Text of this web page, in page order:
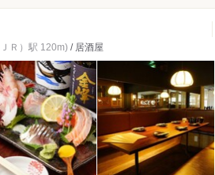
Ｒ）駅 120m) / 居酒屋